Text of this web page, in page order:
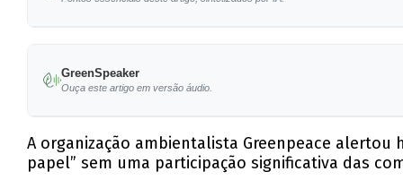
Relatório destaca a importância dos direitos
A gestão oceânica deve priorizar a
GreenSpeaker
Ouça este artigo em versão áudio.
A organização ambientalista Greenpeace
papel” sem uma participação significativa das